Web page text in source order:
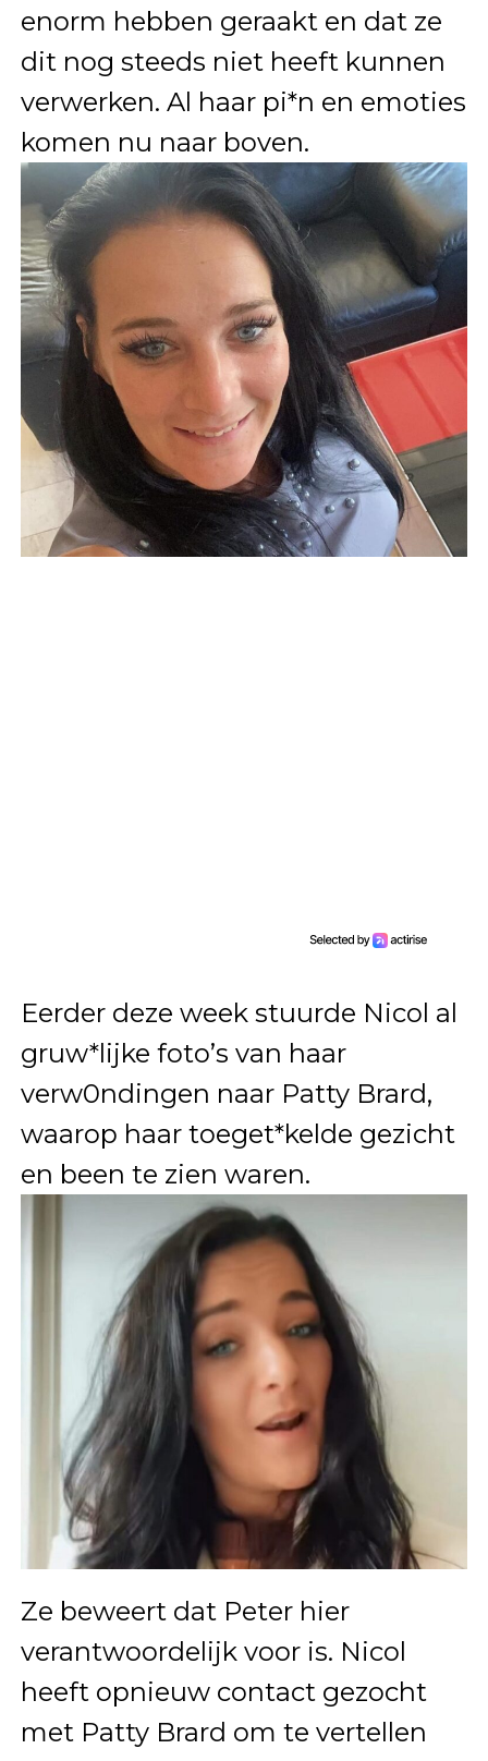
enorm hebben geraakt en dat ze
dit nog steeds niet heeft kunnen
verwerken. Al haar pi*n en emoties
komen nu naar boven.
Eerder deze week stuurde Nicol al
gruw*lijke foto’s van haar
verw0ndingen naar Patty Brard,
waarop haar toeget*kelde gezicht
en been te zien waren.
Ze beweert dat Peter hier
verantwoordelijk voor is. Nicol
heeft opnieuw contact gezocht
met Patty Brard om te vertellen